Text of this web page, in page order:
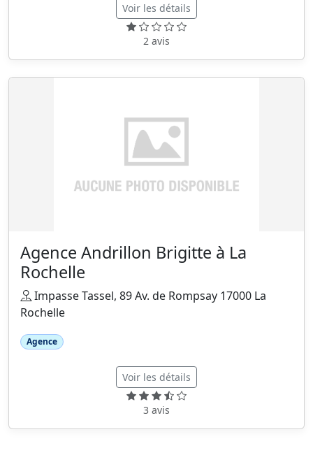
Voir les détails
2 avis
Agence Andrillon Brigitte à La
Rochelle
Impasse Tassel, 89 Av. de Rompsay 17000 La
Rochelle
Agence
Voir les détails
3 avis